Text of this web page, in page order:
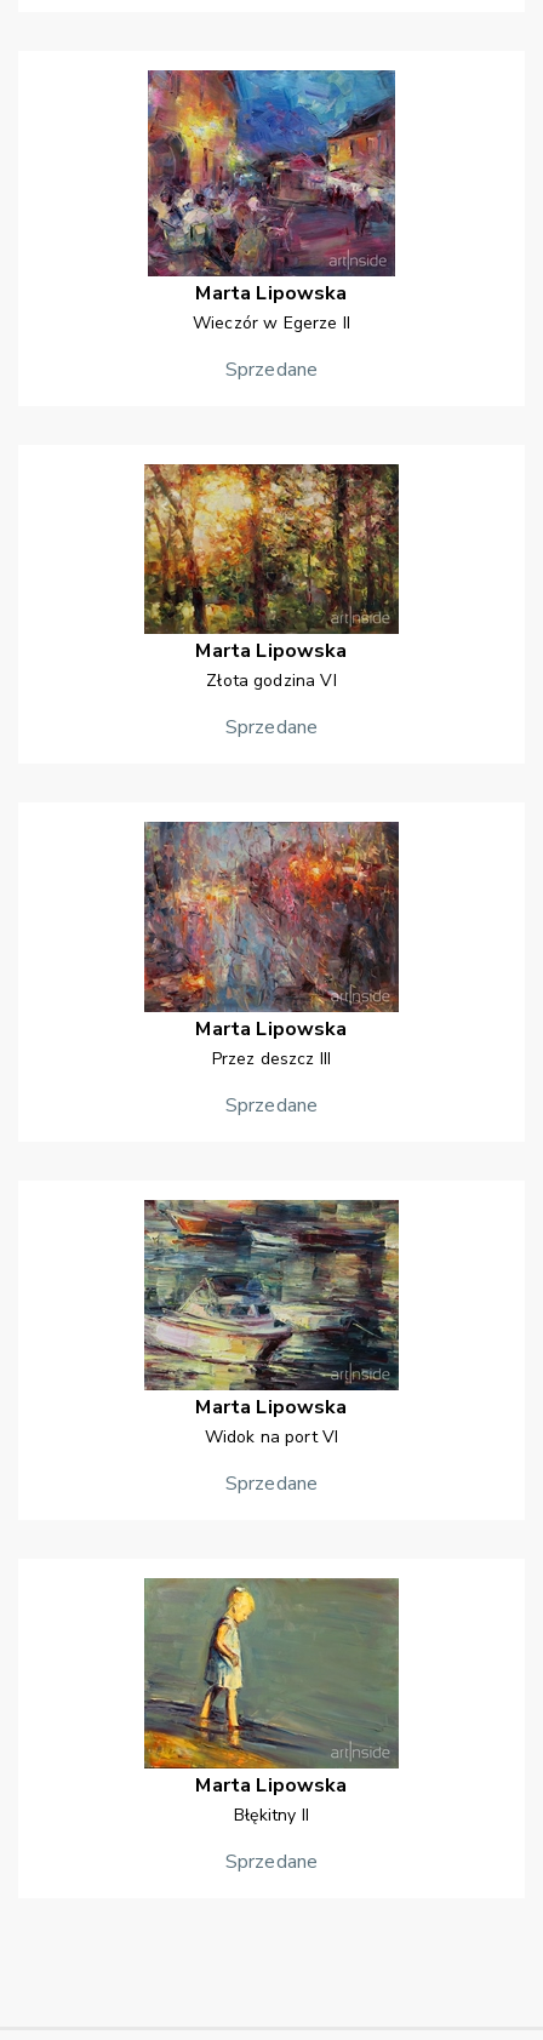
Marta Lipowska
Wieczór w Egerze II
Sprzedane
Marta Lipowska
Złota godzina VI
Sprzedane
Marta Lipowska
Przez deszcz III
Sprzedane
Marta Lipowska
Widok na port VI
Sprzedane
Marta Lipowska
Błękitny II
Sprzedane